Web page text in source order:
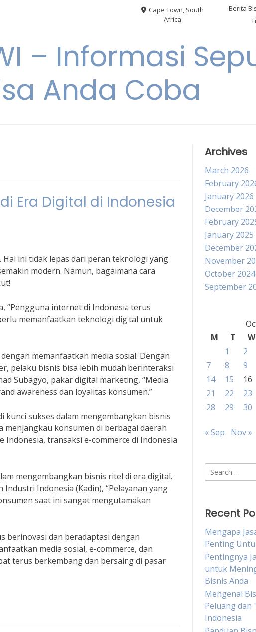
Cape Town, South
Africa
Berita
– Informasi
Anda Coba
Era Digital di Indonesia
ini tidak lepas dari peran teknologi yang
modern. Namun, bagaimana cara
“Pengguna internet di Indonesia terus
memanfaatkan teknologi digital untuk
memanfaatkan media sosial. Dengan
pelaku bisnis bisa lebih mudah berinteraksi
Subagyo, pakar digital marketing, “Media
awareness dan loyalitas konsumen.”
sukses dalam mengembangkan bisnis
menjangkau konsumen di berbagai daerah
Indonesia, transaksi e-commerce di Indonesia
mengembangkan bisnis ritel di era digital.
Indonesia (Kadin), “Pelayanan yang
saat ini sangat mengutamakan
berinovasi dan beradaptasi dengan
media sosial, e-commerce, dan
terus berkembang dan bersaing di pasar
Archives
March 2026
February
January 2026
December
February
January 2025
December
November
October 2024
September
M
T W
1
2
7
8 9
14
15 16
21
22 23
28
29 30
« Sep Nov »
Search
for:
Recent
Mengapa
Penting
Pentingnya
untuk
Bisnis Anda
Mengenal
Peluang dan
Indonesia